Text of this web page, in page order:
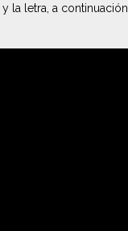
y la letra, a continuación.